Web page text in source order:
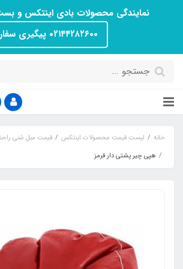
نمایندگی محصولات بادی اینتکس و
۰۲۱۴۴۲۸۲۶۰۰ پیگیری سفارش
خانه لیست قیمت محصولات اینتکس قیمت مبل شنی
هپی چیر پشتی دار قرمز